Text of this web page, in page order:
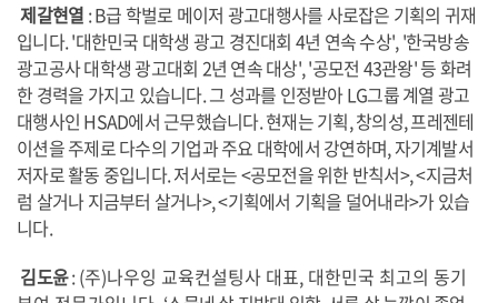
제갈현열 : B급 학벌로 메이저 광고대행사를 사로잡은 기획의 귀재
입니다. '대한민국 대학생 광고 경진대회 4년 연속 수상', '한국방송
광고공사 대학생 광고대회 2년 연속 대상', '공모전 43관왕' 등 화려
한 경력을 가지고 있습니다. 그 성과를 인정받아 LG그룹 계열 광고
대행사인 HSAD에서 근무했습니다. 현재는 기획, 창의성, 프레젠테
이션을 주제로 다수의 기업과 주요 대학에서 강연하며, 자기계발서
저자로 활동 중입니다. 저서로는 <공모전을 위한 반칙서>, <지금처
럼 살거나 지금부터 살거나>, <기획에서 기획을 덜어내라>가 있습
니다.
김도윤:(주)나우잉 교육컨설팅사 대표, 대한민국 최고의 동기